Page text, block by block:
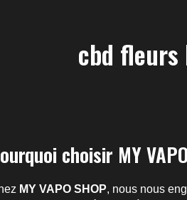
cbd fleurs
choisir MY
MY VAPO SHOP, nous nous